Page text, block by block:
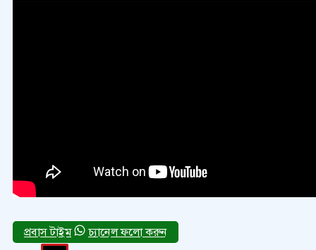
চ্যানেল ফলো করুন